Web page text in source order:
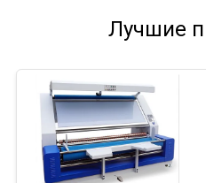
Лучшие